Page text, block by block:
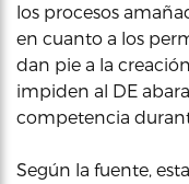
los procesos
en cuanto a los
dan pie a la
impiden al DE
competencia
Según la fuente,